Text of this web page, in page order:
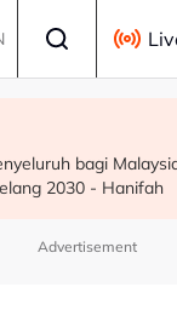
di Gunung Bromo
digerakkan
anggaran kematian
bagi
2030 - Hanifah
Advertisement